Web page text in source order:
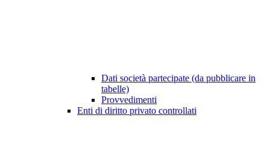
Dati società partecipate (da pubblicare in
tabelle)
Provvedimenti
Enti di diritto privato controllati